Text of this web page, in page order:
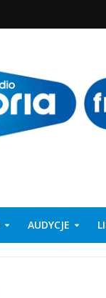
AUDYCJE